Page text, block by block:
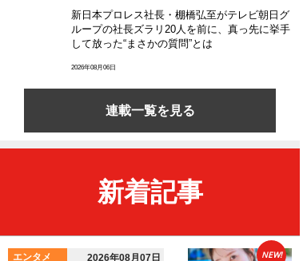
新日本プロレス社長・棚橋弘至がテレビ朝日グ
ループの社長ズラリ20人を前に、真っ先に挙手
して放った“まさかの質問”とは
2026年08月06日
連載一覧を見る
新着記事
エンタメ 2026年08月07日 NEW!